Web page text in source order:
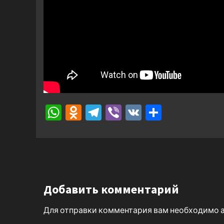
WhatsApp
Odnoklassniki
Telegram
Viber
VK
Добавить комментарий
Для отправки комментария вам необходимо